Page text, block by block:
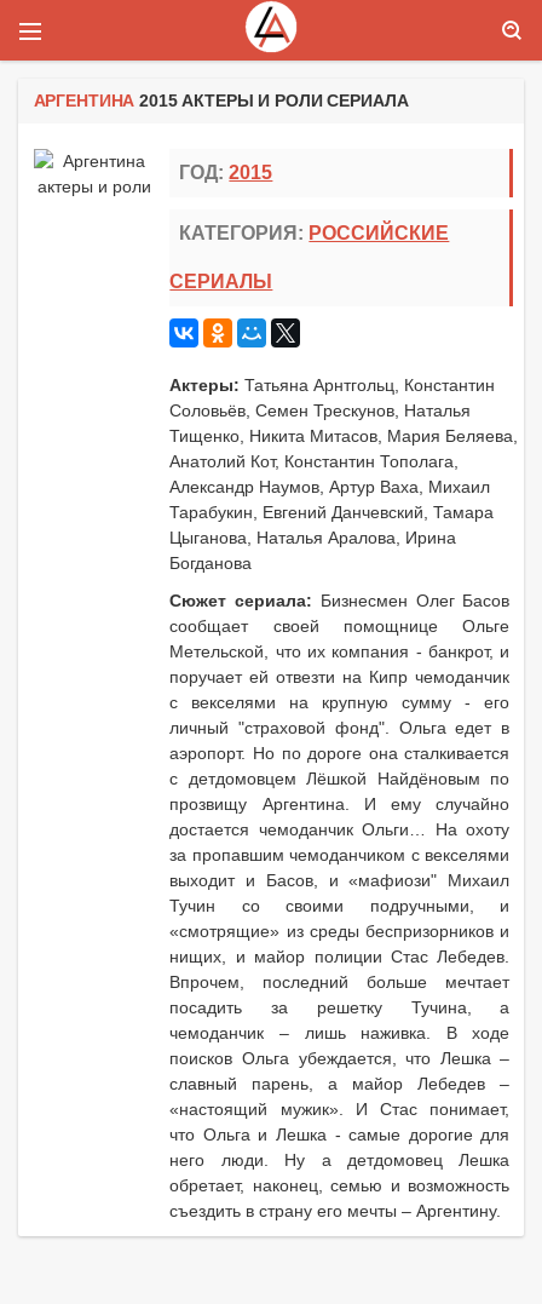
АРГЕНТИНА 2015 АКТЕРЫ И РОЛИ СЕРИАЛА
ГОД:2015
КАТЕГОРИЯ: РОССИЙСКИЕ
СЕРИАЛЫ
Актеры:Татьяна Арнтгольц, Константин
Соловьёв, Семен Трескунов, Наталья
Тищенко, Никита Митасов, Мария Беляева,
Анатолий Кот, Константин Тополага,
Александр Наумов, Артур Ваха, Михаил
Тарабукин, Евгений Данчевский, Тамара
Цыганова, Наталья Аралова, Ирина
Богданова
Сюжет сериала: Бизнесмен Олег Басов
сообщает своей помощнице Ольге
Метельской, что их компания - банкрот, и
поручает ей отвезти на Кипр чемоданчик
с векселями на крупную сумму - его
личный "страховой фонд". Ольга едет в
аэропорт. Но по дороге она сталкивается
с детдомовцем Лёшкой Найдёновым по
прозвищу Аргентина. И ему случайно
достается чемоданчик Ольги… На охоту
за пропавшим чемоданчиком с векселями
выходит и Басов, и «мафиози" Михаил
Тучин со своими подручными, и
«смотрящие» из среды беспризорников и
нищих, и майор полиции Стас Лебедев.
Впрочем, последний больше мечтает
посадить за решетку Тучина, а
чемоданчик – лишь наживка. В ходе
поисков Ольга убеждается, что Лешка –
славный парень, а майор Лебедев –
«настоящий мужик». И Стас понимает,
что Ольга и Лешка - самые дорогие для
него люди. Ну а детдомовец Лешка
обретает, наконец, семью и возможность
съездить в страну его мечты – Аргентину.